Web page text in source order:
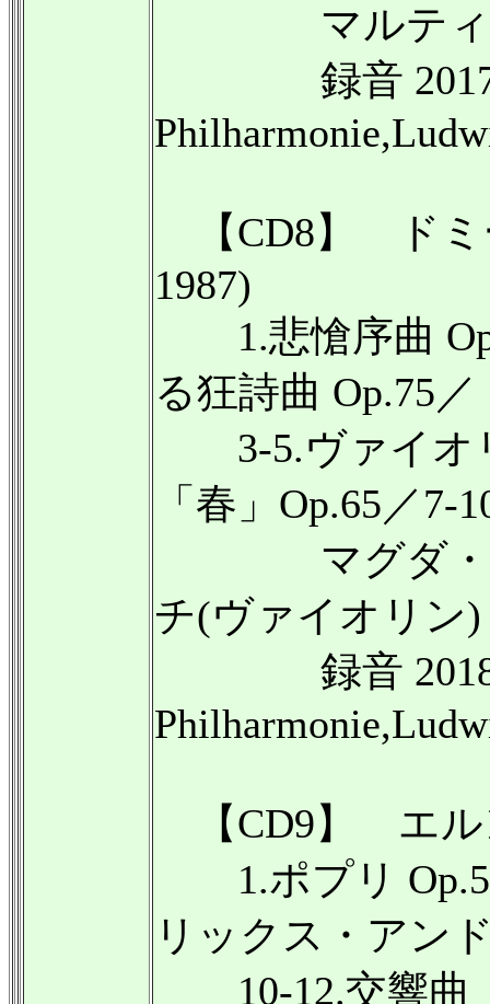
マルティン
録音 2017年
【CD8】 ドミ
1987)
1.悲愴序曲
る狂詩曲 Op.75／
3-5.ヴァイオリ
「春」Op.65／
マグダ・アマ
チ(ヴァイオリン)
録音 2018年
【CD9】 エル
1.ポプリ Op.54
リックス・アン
10-12.交響曲